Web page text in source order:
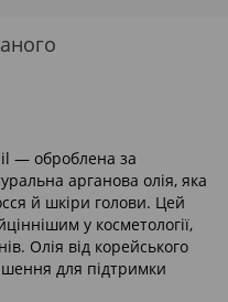
— оброблена за
арганова олія, яка
й шкіри голови. Цей
у косметології,
Олія від корейського
для підтримки